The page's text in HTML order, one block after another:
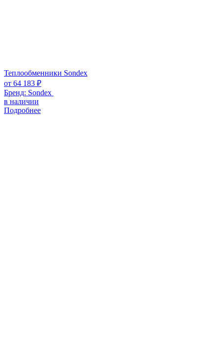
Теплообменники Sondex
от 64 183 ₽
Бренд: Sondex
в наличии
Подробнее